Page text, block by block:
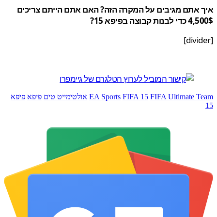
אתם מגיבים על המקרה הזה? האם אתם הייתם צריכים
בפיפא 15?
EA Sports FIFA 15 FIFA Ultimate אולטימייט טים פיפא פיפא